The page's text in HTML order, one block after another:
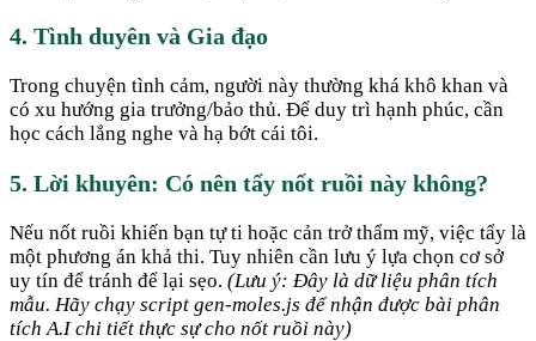
4. Tình duyên và Gia đạo
Trong chuyện tình cảm, người này thường khá khô khan và
có xu hướng gia trưởng/bảo thủ. Để duy trì hạnh phúc, cần
học cách lắng nghe và hạ bớt cái tôi.
5. Lời khuyên: Có nên tẩy nốt ruồi này không?
Nếu nốt ruồi khiến bạn tự ti hoặc cản trở thẩm mỹ, việc tẩy là
một phương án khả thi. Tuy nhiên cần lưu ý lựa chọn cơ sở
uy tín để tránh để lại sẹo. (Lưu ý: Đây là dữ liệu phân tích
mẫu. Hãy chạy script gen-moles.js để nhận được bài phân
tích A.I chi tiết thực sự cho nốt ruồi này)